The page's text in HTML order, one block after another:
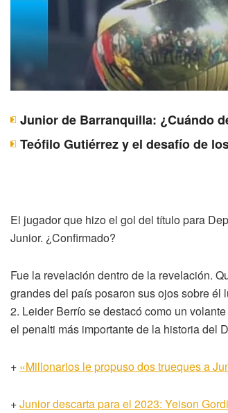
Junior de Barranquilla: ¿Cuándo
Teófilo Gutiérrez y el desafío de
El jugador que hizo el gol del título para
Junior. ¿Confirmado?
Fue la revelación dentro de la revelación.
grandes del país posaron sus ojos sobre
2. Leider Berrío se destacó como un
el penalti más importante de la historia del
+ «Millonarios le propuso dos trueques a
+Junior descarta para el 2023: Yeison